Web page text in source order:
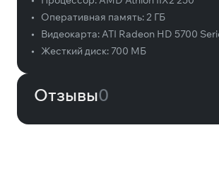
•
Оперативная память:2 ГБ
•
Видеокарта:ATI Radeon HD 5700
•
Жесткий диск: 700 МБ
Отзывы0